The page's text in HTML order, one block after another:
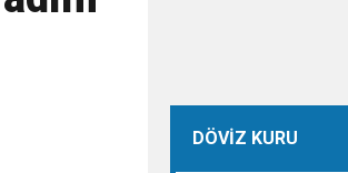
DÖVİZ KURU